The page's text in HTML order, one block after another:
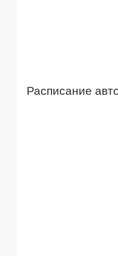
Расписание